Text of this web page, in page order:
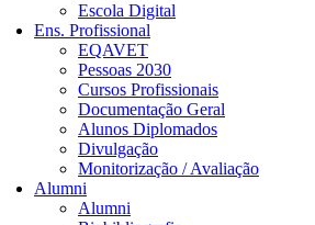
Escola Digital
Ens. Profissional
EQAVET
Pessoas 2030
Cursos Profissionais
Documentação Geral
Alunos Diplomados
Divulgação
Monitorização / Avaliação
Alumni
Alumni